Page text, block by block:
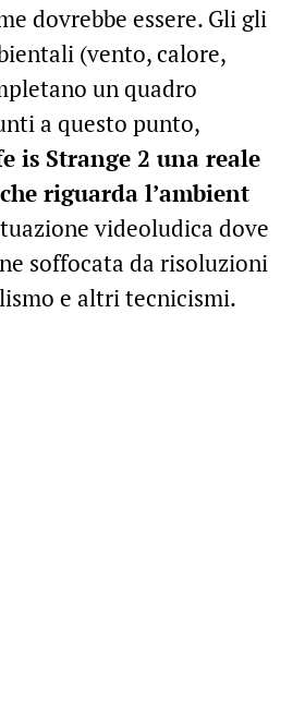
dovrebbe essere. Gli gli
(vento, calore,
un quadro
a questo punto,
is Strange 2 una reale
riguarda l’ambient
videoludica dove
soffocata da risoluzioni
e altri tecnicismi.